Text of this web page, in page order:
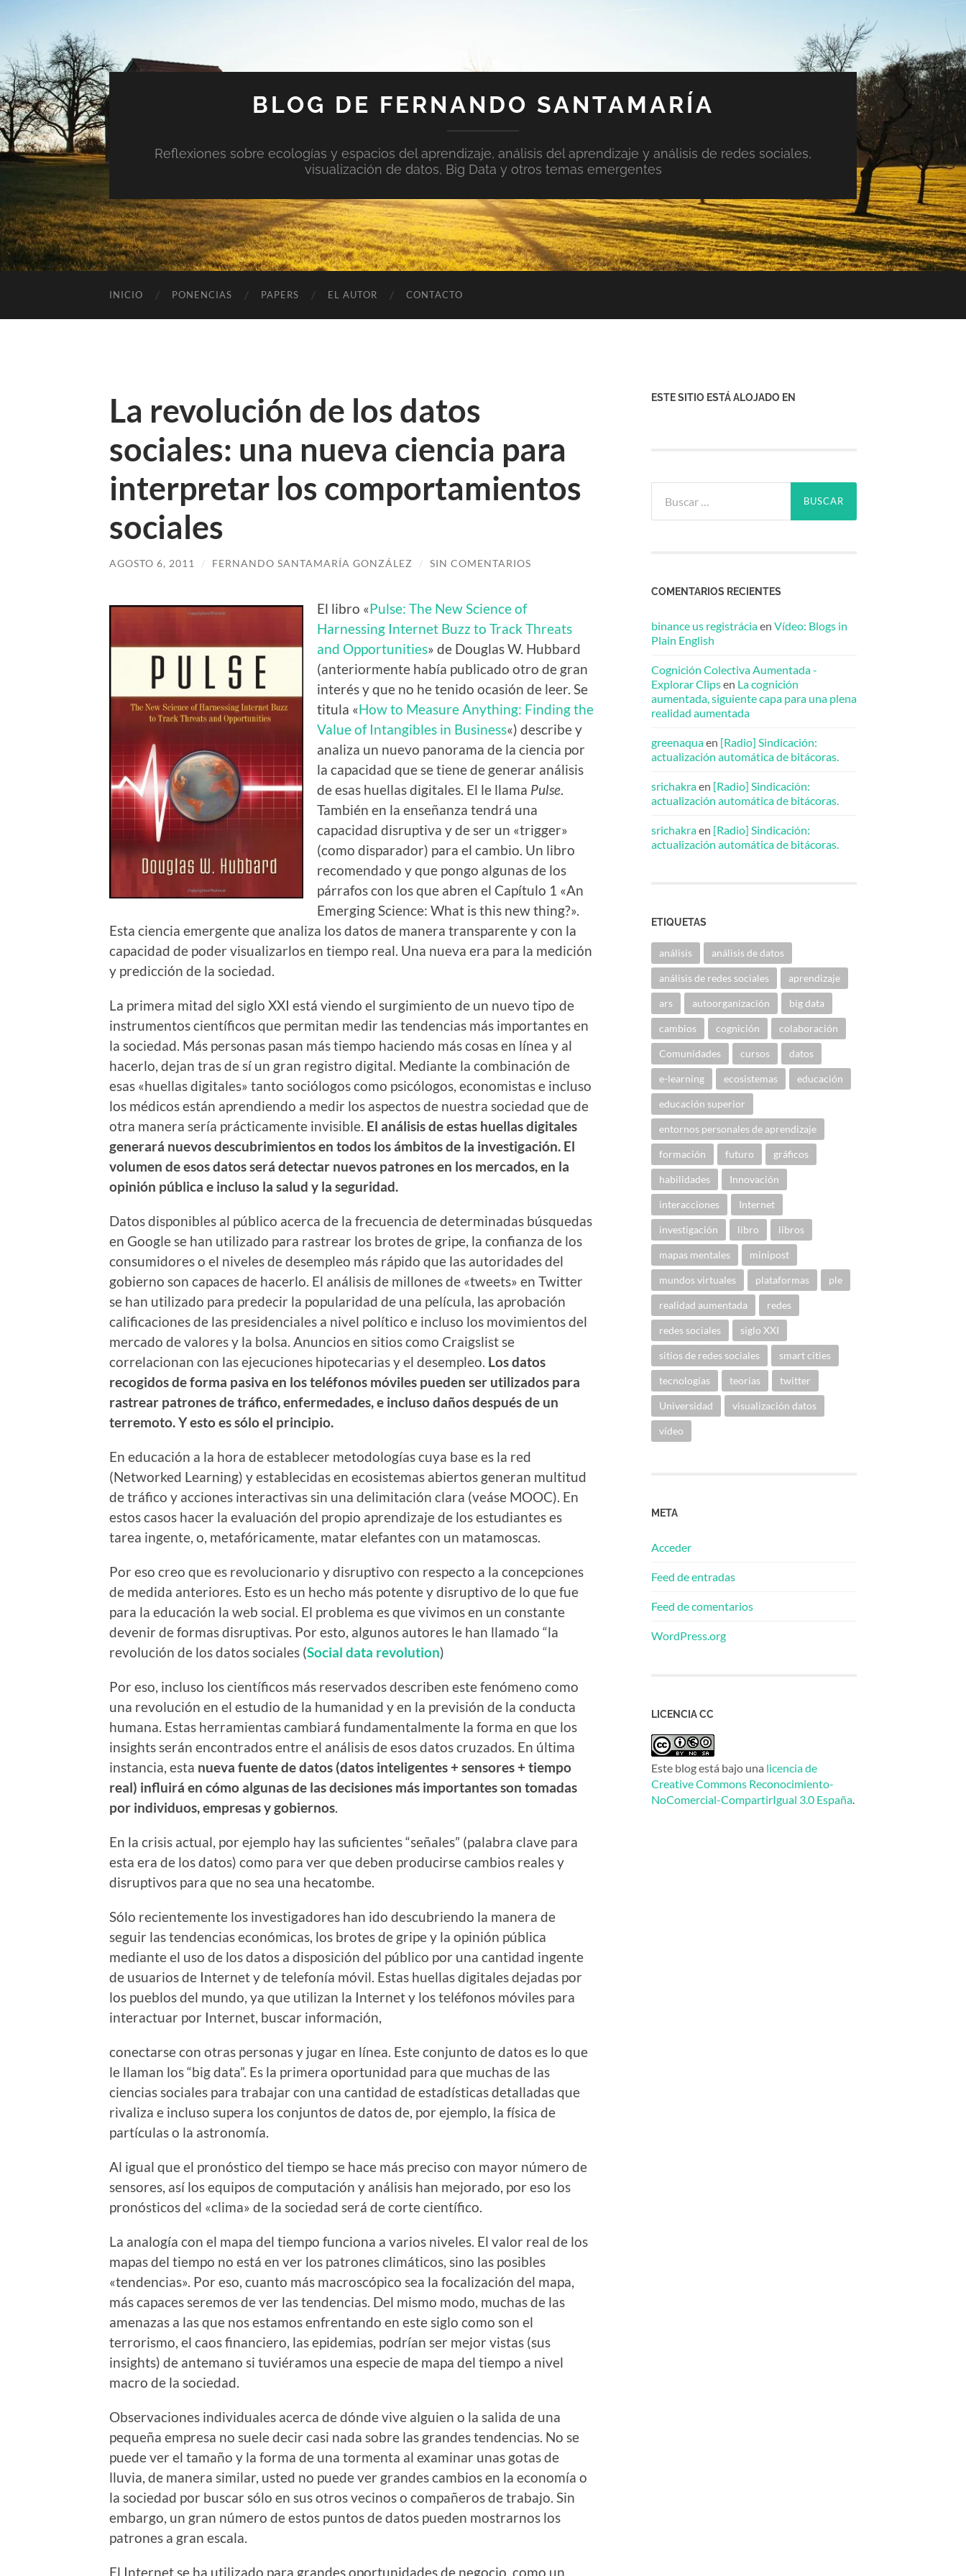
BLOG DE FERNANDO SANTAMARÍA
Reflexiones sobre ecologías y espacios del aprendizaje, análisis del aprendizaje y análisis de redes sociales,
visualización de datos, Big Data y otros temas emergentes
INICIO PONENCIAS PAPERS EL AUTOR CONTACTO
La revolución de los datos
sociales: una nueva ciencia para
interpretar los comportamientos
sociales
AGOSTO 6, 2011 / FERNANDO SANTAMARÍA GONZÁLEZ / SIN COMENTARIOS
El libro «Pulse: The New Science of
Harnessing Internet Buzz to Track Threats
and Opportunities» de Douglas W. Hubbard
(anteriormente había publicado otro de gran
interés y que no he tenido ocasión de leer. Se
titula «How to Measure Anything: Finding the
Value of Intangibles in Business«) describe y
analiza un nuevo panorama de la ciencia por
la capacidad que se tiene de generar análisis
de esas huellas digitales. El le llama Pulse
También en la enseñanza tendrá una
capacidad disruptiva y de ser un «trigger»
(como disparador) para el cambio. Un libro
recomendado y que pongo algunas de los
párrafos con los que abren el Capítulo 1 «An
Emerging Science: What is this new thing?».
Esta ciencia emergente que analiza los datos de manera transparente y con la
capacidad de poder visualizarlos en tiempo real. Una nueva era para la medición
y predicción de la sociedad.
La primera mitad del siglo XXI está viendo el surgimiento de un nuevo tipo de
instrumentos científicos que permitan medir las tendencias más importantes en
la sociedad. Más personas pasan más tiempo haciendo más cosas en línea y al
hacerlo, dejan tras de sí un gran registro digital. Mediante la combinación de
esas «huellas digitales» tanto sociólogos como psicólogos, economistas e incluso
los médicos están aprendiendo a medir los aspectos de nuestra sociedad que de
otra manera sería prácticamente invisible. El análisis de estas huellas digitales
generará nuevos descubrimientos en todos los ámbitos de la investigación. El
volumen de esos datos será detectar nuevos patrones en los mercados, en la
opinión pública e incluso la salud y la seguridad.
Datos disponibles al público acerca de la frecuencia de determinadas búsquedas
en Google se han utilizado para rastrear los brotes de gripe, la confianza de los
consumidores o el niveles de desempleo más rápido que las autoridades del
gobierno son capaces de hacerlo. El análisis de millones de «tweets» en Twitter
se han utilizado para predecir la popularidad de una película, las aprobación
calificaciones de las presidenciales a nivel político e incluso los movimientos del
mercado de valores y la bolsa. Anuncios en sitios como Craigslist se
correlacionan con las ejecuciones hipotecarias y el desempleo. Los datos
recogidos de forma pasiva en los teléfonos móviles pueden ser utilizados para
rastrear patrones de tráfico, enfermedades, e incluso daños después de un
terremoto. Y esto es sólo el principio.
En educación a la hora de establecer metodologías cuya base es la red
(Networked Learning) y establecidas en ecosistemas abiertos generan multitud
de tráfico y acciones interactivas sin una delimitación clara (veáse MOOC). En
estos casos hacer la evaluación del propio aprendizaje de los estudiantes es
tarea ingente, o, metafóricamente, matar elefantes con un matamoscas.
Por eso creo que es revolucionario y disruptivo con respecto a la concepciones
de medida anteriores. Esto es un hecho más potente y disruptivo de lo que fue
para la educación la web social. El problema es que vivimos en un constante
devenir de formas disruptivas. Por esto, algunos autores le han llamado “la
revolución de los datos sociales (Social data revolution)
Por eso, incluso los científicos más reservados describen este fenómeno como
una revolución en el estudio de la humanidad y en la previsión de la conducta
humana. Estas herramientas cambiará fundamentalmente la forma en que los
insights serán encontrados entre el análisis de esos datos cruzados. En última
instancia, esta nueva fuente de datos (datos inteligentes + sensores + tiempo
real) influirá en cómo algunas de las decisiones más importantes son tomadas
por individuos, empresas y gobiernos
En la crisis actual, por ejemplo hay las suficientes “señales” (palabra clave para
esta era de los datos) como para ver que deben producirse cambios reales y
disruptivos para que no sea una hecatombe.
Sólo recientemente los investigadores han ido descubriendo la manera de
seguir las tendencias económicas, los brotes de gripe y la opinión pública
mediante el uso de los datos a disposición del público por una cantidad ingente
de usuarios de Internet y de telefonía móvil. Estas huellas digitales dejadas por
los pueblos del mundo, ya que utilizan la Internet y los teléfonos móviles para
interactuar por Internet, buscar información,
conectarse con otras personas y jugar en línea. Este conjunto de datos es lo que
le llaman los “big data”. Es la primera oportunidad para que muchas de las
ciencias sociales para trabajar con una cantidad de estadísticas detalladas que
rivaliza e incluso supera los conjuntos de datos de, por ejemplo, la física de
partículas o la astronomía.
Al igual que el pronóstico del tiempo se hace más preciso con mayor número de
sensores, así los equipos de computación y análisis han mejorado, por eso los
pronósticos del «clima» de la sociedad será de corte científico.
La analogía con el mapa del tiempo funciona a varios niveles. El valor real de los
mapas del tiempo no está en ver los patrones climáticos, sino las posibles
«tendencias». Por eso, cuanto más macroscópico sea la focalización del mapa,
más capaces seremos de ver las tendencias. Del mismo modo, muchas de las
amenazas a las que nos estamos enfrentando en este siglo como son el
terrorismo, el caos financiero, las epidemias, podrían ser mejor vistas (sus
insights) de antemano si tuviéramos una especie de mapa del tiempo a nivel
macro de la sociedad.
Observaciones individuales acerca de dónde vive alguien o la salida de una
pequeña empresa no suele decir casi nada sobre las grandes tendencias. No se
puede ver el tamaño y la forma de una tormenta al examinar unas gotas de
lluvia, de manera similar, usted no puede ver grandes cambios en la economía o
la sociedad por buscar sólo en sus otros vecinos o compañeros de trabajo. Sin
embargo, un gran número de estos puntos de datos pueden mostrarnos los
patrones a gran escala.
El Internet se ha utilizado para grandes oportunidades de negocio, como un
ESTE SITIO ESTÁ ALOJADO EN
COMENTARIOS RECIENTES
binance us registráciaen Vídeo: Blogs in
Plain English
Cognición Colectiva Aumentada -
Explorar Clipsen La cognición
aumentada, siguiente capa para una plena
realidad aumentada
greenaquaen [Radio] Sindicación:
actualización automática de bitácoras.
srichakraen [Radio] Sindicación:
actualización automática de bitácoras.
srichakraen [Radio] Sindicación:
actualización automática de bitácoras.
ETIQUETAS
análisis análisis de datos
análisis de redes sociales aprendizaje
ars autoorganización big data
cambios cognición colaboración
Comunidades cursos datos
e-learning ecosistemas educación
educación superior
entornos personales de aprendizaje
formación futuro gráficos
habilidades Innovación
interacciones Internet
investigación libro libros
mapas mentales minipost
mundos virtuales plataformas ple
realidad aumentada redes
redes sociales siglo XXI
sitios de redes sociales smart cities
tecnologías teorías twitter
Universidad visualización datos
vídeo
META
Acceder
Feed de entradas
Feed de comentarios
WordPress.org
LICENCIA CC
Este blog está bajo una licencia de
Creative Commons Reconocimiento-
NoComercial-CompartirIgual 3.0 España.